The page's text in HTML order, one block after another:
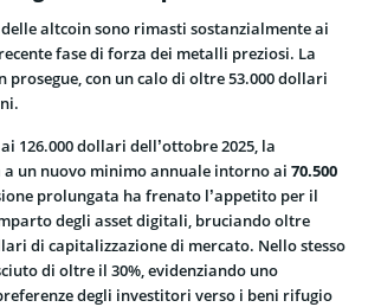
altcoin sono rimasti sostanzialmente ai
fase di forza dei metalli preziosi. La
prosegue, con un calo di oltre 53.000 dollari
126.000 dollari dell’ottobre 2025, la
a un nuovo minimo annuale intorno ai 70.500
prolungata ha frenato l’appetito per il
degli asset digitali, bruciando oltre
di capitalizzazione di mercato. Nello stesso
di oltre il 30%, evidenziando uno
degli investitori verso i beni rifugio